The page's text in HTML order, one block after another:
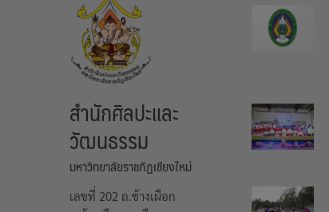
สำนักศิลปะและ
วัฒนธรรม
มหาวิทยาลัยราชภัฏเชียงใหม่
เลขที่ 202 ถ.ช้างเผือก